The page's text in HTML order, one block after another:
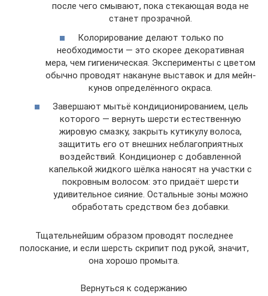
после чего смывают, пока стекающая вода не
станет прозрачной.
Колорирование делают только по
необходимости — это скорее декоративная
мера, чем гигиеническая. Эксперименты с цветом
обычно проводят накануне выставок и для мейн-
кунов определённого окраса.
Завершают мытьё кондиционированием, цель
которого — вернуть шерсти естественную
жировую смазку, закрыть кутикулу волоса,
защитить его от внешних неблагоприятных
воздействий. Кондиционер с добавленной
капелькой жидкого шёлка наносят на участки с
покровным волосом: это придаёт шерсти
удивительное сияние. Остальные зоны можно
обработать средством без добавки.
Тщательнейшим образом проводят последнее
полоскание, и если шерсть скрипит под рукой, значит,
она хорошо промыта.
Вернуться к содержанию